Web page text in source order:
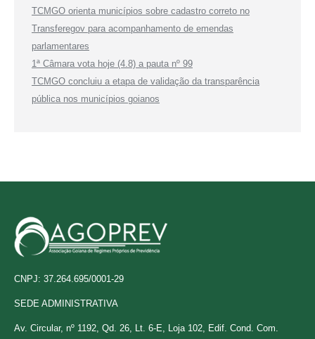
TCMGO orienta municípios sobre cadastro correto no
Transferegov para acompanhamento de emendas
parlamentares
1ª Câmara vota hoje (4.8) a pauta nº 99
TCMGO concluiu a etapa de validação da transparência
pública nos municípios goianos
CNPJ: 37.264.695/0001-29
SEDE ADMINISTRATIVA
Av. Circular, nº 1192, Qd. 26, Lt. 6-E, Loja 102, Edif. Cond. Com.